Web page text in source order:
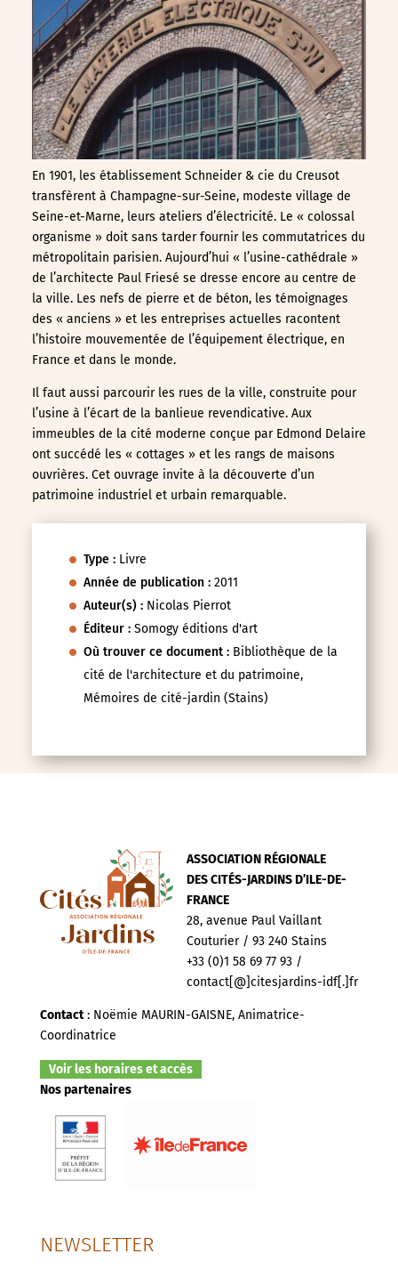
En 1901, les établissement Schneider & cie du Creusot
transfèrent à Champagne-sur-Seine, modeste village de
Seine-et-Marne, leurs ateliers d’électricité. Le « colossal
organisme » doit sans tarder fournir les commutatrices du
métropolitain parisien. Aujourd’hui « l’usine-cathédrale »
de l’architecte Paul Friesé se dresse encore au centre de
la ville. Les nefs de pierre et de béton, les témoignages
des « anciens » et les entreprises actuelles racontent
l’histoire mouvementée de l’équipement électrique, en
France et dans le monde.
Il faut aussi parcourir les rues de la ville, construite pour
l’usine à l’écart de la banlieue revendicative. Aux
immeubles de la cité moderne conçue par Edmond Delaire
ont succédé les « cottages » et les rangs de maisons
ouvrières. Cet ouvrage invite à la découverte d’un
patrimoine industriel et urbain remarquable.
Type : Livre
Année de publication : 2011
Auteur(s) : Nicolas Pierrot
Éditeur : Somogy éditions d'art
Où trouver ce document : Bibliothèque de la
cité de l'architecture et du patrimoine,
Mémoires de cité-jardin (Stains)
ASSOCIATION RÉGIONALE
DES CITÉS-JARDINS D’ILE-DE-
FRANCE
28, avenue Paul Vaillant
Couturier / 93 240 Stains
+33 (0)1 58 69 77 93 /
contact[@]citesjardins-idf[.]fr
Contact: Noëmie MAURIN-GAISNE, Animatrice-
Coordinatrice
Voir les horaires et accès
Nos partenaires
NEWSLETTER